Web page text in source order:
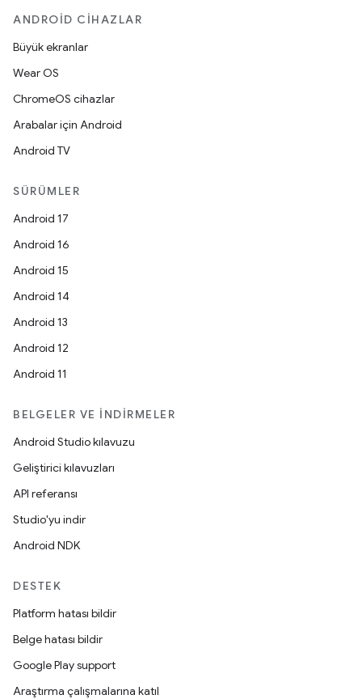
ANDROID CIHAZLAR
Büyük ekranlar
Wear OS
ChromeOS cihazlar
Arabalar için Android
Android TV
SÜRÜMLER
Android 17
Android 16
Android 15
Android 14
Android 13
Android 12
Android 11
BELGELER VE İNDIRMELER
Android Studio kılavuzu
Geliştirici kılavuzları
API referansı
Studio'yu indir
Android NDK
DESTEK
Platform hatası bildir
Belge hatası bildir
Google Play support
Araştırma çalışmalarına katıl